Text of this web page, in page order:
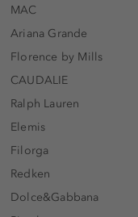
MAC
Ariana Grande
Florence by Mills
CAUDALIE
Ralph Lauren
Elemis
Filorga
Redken
Dolce&Gabbana